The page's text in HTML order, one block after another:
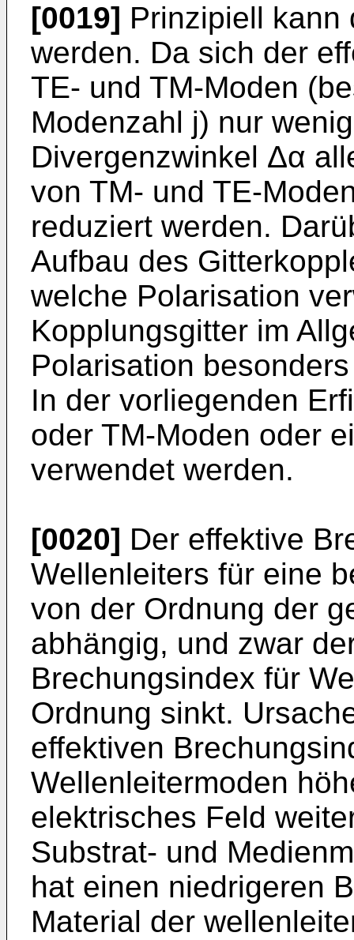
[0019] Prinzipiell kann
werden. Da sich der
TE- und TM-Moden
Modenzahl j) nur
Divergenzwinkel Δα
von TM- und TE-
reduziert werden.
Aufbau des
welche Polarisation
Kopplungsgitter im
Polarisation
In der vorliegenden
oder TM-Moden oder
verwendet werden.
[0020] Der effektive
Wellenleiters für eine
von der Ordnung der
abhängig, und zwar
Brechungsindex für
Ordnung sinkt.
effektiven
Wellenleitermoden
elektrisches Feld
Substrat- und
hat einen niedrigeren
Material der